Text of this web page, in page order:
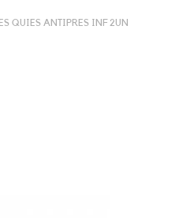
QUIES ANTIPRES INF 2UN